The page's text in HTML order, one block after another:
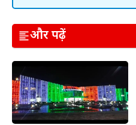
और पढ़ें